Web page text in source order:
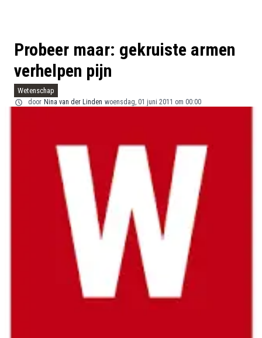
Probeer maar: gekruiste armen
verhelpen pijn
Wetenschap
door Nina van der Linden woensdag, 01 juni 2011 om 00:00